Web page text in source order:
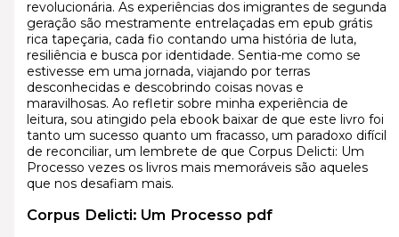
revolucionária. As experiências dos imigrantes de segunda
geração são mestramente entrelaçadas em epub grátis
rica tapeçaria, cada fio contando uma história de luta,
resiliência e busca por identidade. Sentia-me como se
estivesse em uma jornada, viajando por terras
desconhecidas e descobrindo coisas novas e
maravilhosas. Ao refletir sobre minha experiência de
leitura, sou atingido pela ebook baixar de que este livro foi
tanto um sucesso quanto um fracasso, um paradoxo difícil
de reconciliar, um lembrete de que Corpus Delicti: Um
Processo vezes os livros mais memoráveis são aqueles
que nos desafiam mais.
Corpus Delicti: Um Processo pdf